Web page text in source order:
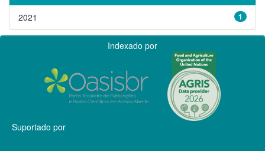
1
2021
Indexado por
Suportado por